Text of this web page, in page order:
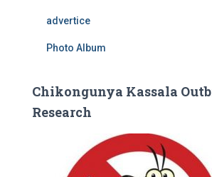
advertice
Photo Album
Chikongunya Kassala
Research